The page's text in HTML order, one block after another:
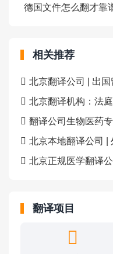
德国文件怎么翻才靠
相关推荐
北京翻译公司 | 出
北京翻译机构：法
翻译公司生物医药
北京本地翻译公司 |
北京正规医学翻译
翻译项目